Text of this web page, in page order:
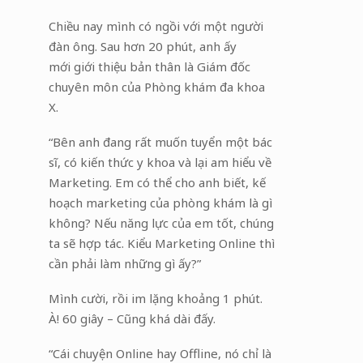
Chiều nay mình có ngồi với một người
đàn ông. Sau hơn 20 phút, anh ấy
mới giới thiệu bản thân là Giám đốc
chuyên môn của Phòng khám đa khoa
X.
“Bên anh đang rất muốn tuyển một bác
sĩ, có kiến thức y khoa và lại am hiểu về
Marketing. Em có thể cho anh biết, kế
hoạch marketing của phòng khám là gì
không? Nếu năng lực của em tốt, chúng
ta sẽ hợp tác. Kiểu Marketing Online thì
cần phải làm những gì ấy?”
Mình cười, rồi im lặng khoảng 1 phút.
À! 60 giây – Cũng khá dài đấy.
“Cái chuyện Online hay Offline, nó chỉ là